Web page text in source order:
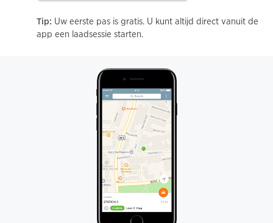
Tip: Uw eerste pas is gratis. U kunt altijd direct vanuit de
app een laadsessie starten.